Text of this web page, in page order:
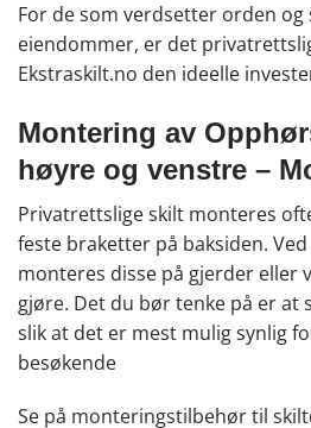
For de som verdsetter orden og
eiendommer, er det
Ekstraskilt.no den ideelle
Montering av
høyre og venstre –
Privatrettslige skilt monteres
feste braketter på baksiden.
monteres disse på gjerder eller
gjøre. Det du bør tenke på er at
slik at det er mest mulig synlig
besøkende
Se på monteringstilbehør til